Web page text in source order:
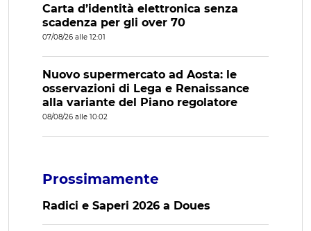
Carta d’identità elettronica senza
scadenza per gli over 70
07/08/26 alle 12:01
Nuovo supermercato ad Aosta: le
osservazioni di Lega e Renaissance
alla variante del Piano regolatore
08/08/26 alle 10:02
Prossimamente
Radici e Saperi 2026 a Doues